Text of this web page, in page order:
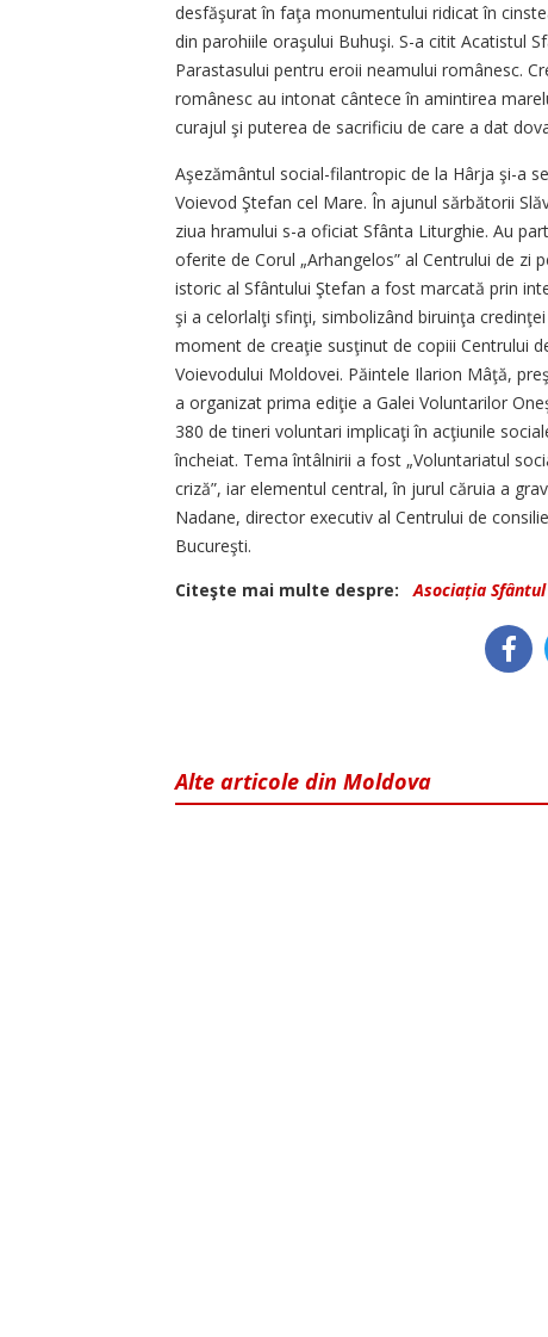
desfăşurat în faţa monumentului ridicat în
din parohiile oraşului Buhuşi. S-a citit Acatistul
Parastasului pentru eroii neamului românesc.
românesc au intonat cântece în amintirea
curajul şi puterea de sacrificiu de care a dat
Aşezământul social-filantropic de la Hârja şi-a
Voievod Ştefan cel Mare. În ajunul sărbătorii
ziua hramului s-a oficiat Sfânta Liturghie. Au
oferite de Corul „Arhangelos” al Centrului de zi
istoric al Sfântului Ştefan a fost marcată prin
şi a celorlalţi sfinţi, simbolizând biruinţa
moment de creaţie susţinut de copiii Centrului
Voievodului Moldovei. Păintele Ilarion Mâţă,
a organizat prima ediţie a Galei Voluntarilor
380 de tineri voluntari implicaţi în acţiunile
încheiat. Tema întâlnirii a fost „Voluntariatul
criză”, iar elementul central, în jurul căruia a
Nadane, director executiv al Centrului de
Bucureşti.
Citeşte mai multe despre:
Asociația
Alte articole din Moldova